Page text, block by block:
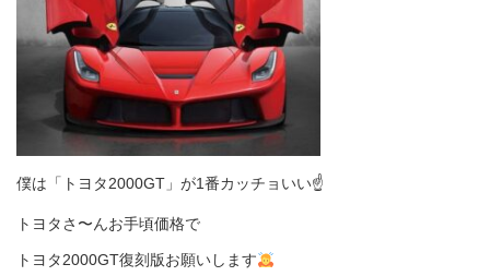
僕は「トヨタ2000GT」が1番カッチョいい☝️
トヨタさ〜んお手頃価格で
トヨタ2000GT復刻版お願いします